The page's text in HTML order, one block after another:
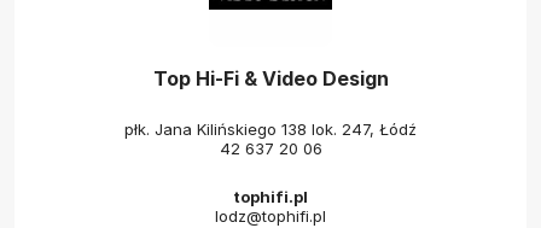
Top Hi-Fi & Video Design
płk. Jana Kilińskiego 138 lok. 247, Łódź
42 637 20 06
tophifi.pl
lodz@tophifi.pl